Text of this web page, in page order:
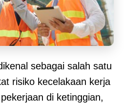
sebagai salah satu
risiko kecelakaan kerja
di ketinggian,